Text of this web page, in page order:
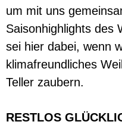
um mit uns
Saisonhighlights des
sei hier dabei, wenn
klimafreundliches
Teller zaubern.
RESTLOS